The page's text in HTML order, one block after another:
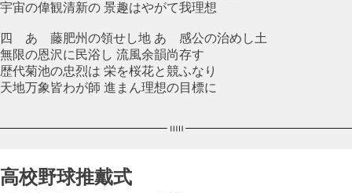
宇宙の偉観清新の 景趣はやがて我理想
四 あゝ藤肥州の領せし地 あゝ感公の治めし土
無限の恩沢に民浴し 流風余韻尚存す
歴代菊池の忠烈は 栄を桜花と競ふなり
天地万象皆わが師 進まん理想の目標に
高校野球推戴式